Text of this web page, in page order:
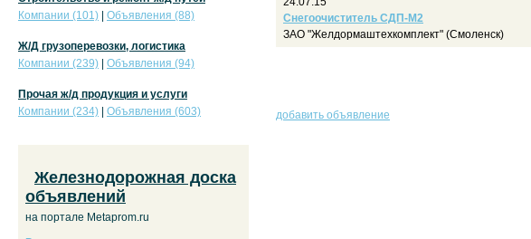
Снегоочиститель СДП-М2
ЗАО "Желдормаштехкомплект" (Смоленск)
добавить объявление
Компании (101)
Объявления (88)
Ж/Д грузоперевозки, логистика
Компании (239)
Объявления (94)
Прочая ж/д продукция и услуги
Компании (234)
Объявления (603)
Железнодорожная доска
объявлений
на портале Metaprom.ru